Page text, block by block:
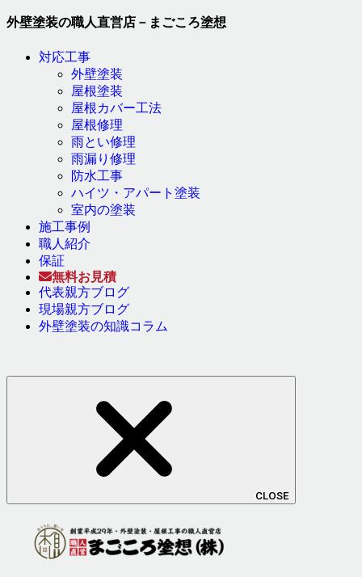
外壁塗装の職人直営店－まごころ塗想
対応工事
外壁塗装
屋根塗装
屋根カバー工法
屋根修理
雨とい修理
雨漏り修理
防水工事
ハイツ・アパート塗装
室内の塗装
施工事例
職人紹介
保証
無料お見積
代表親方ブログ
現場親方ブログ
外壁塗装の知識コラム
CLOSE